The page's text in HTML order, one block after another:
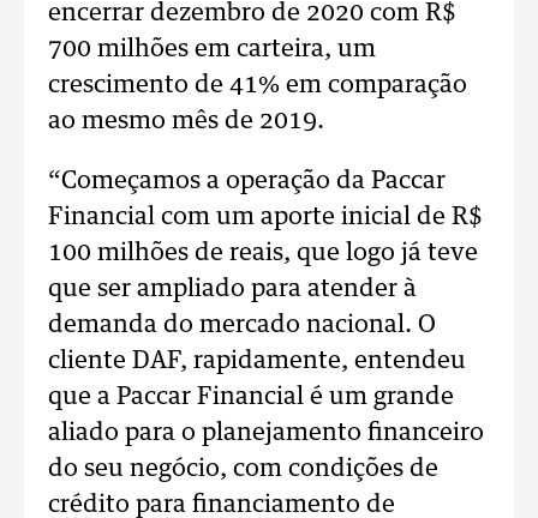
encerrar dezembro de 2020 com R$
700 milhões em carteira, um
crescimento de 41% em comparação
ao mesmo mês de 2019.
“Começamos a operação da Paccar
Financial com um aporte inicial de R$
100 milhões de reais, que logo já teve
que ser ampliado para atender à
demanda do mercado nacional. O
cliente DAF, rapidamente, entendeu
que a Paccar Financial é um grande
aliado para o planejamento financeiro
do seu negócio, com condições de
crédito para financiamento de